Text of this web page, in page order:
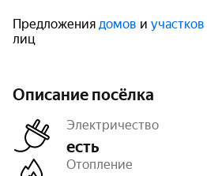
Предложения домов и участков
лиц
Описание посёлка
Электричество
есть
Отопление